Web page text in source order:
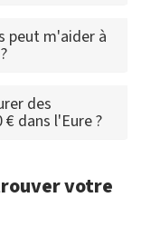
peut m'aider à
des
dans l'Eure ?
votre